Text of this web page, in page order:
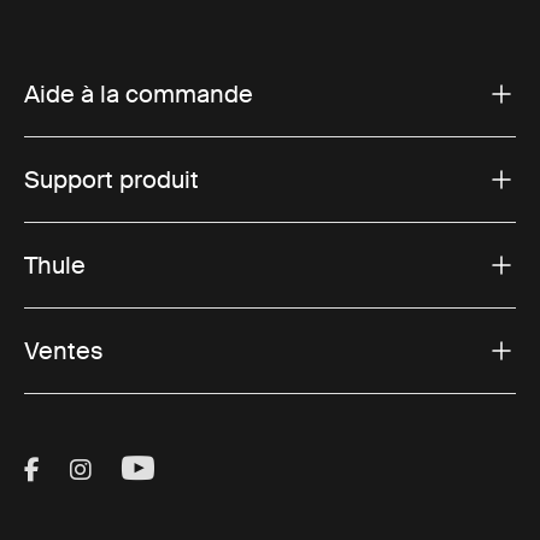
Aide à la commande
Support produit
Thule
Ventes
Visit Thule on Facebook (external link)
Visit Thule on Instagram (external link)
Visit Thule on Youtube (external